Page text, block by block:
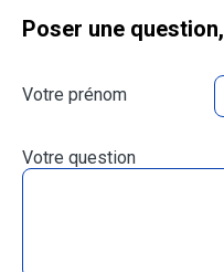
Poser une question,
Votre prénom
Votre question